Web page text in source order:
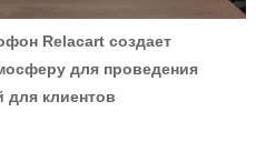
Relacart создает
для проведения
для клиентов